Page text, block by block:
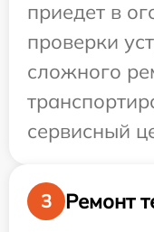
приедет в
проверки
сложного
сервисный
3
Ремонт